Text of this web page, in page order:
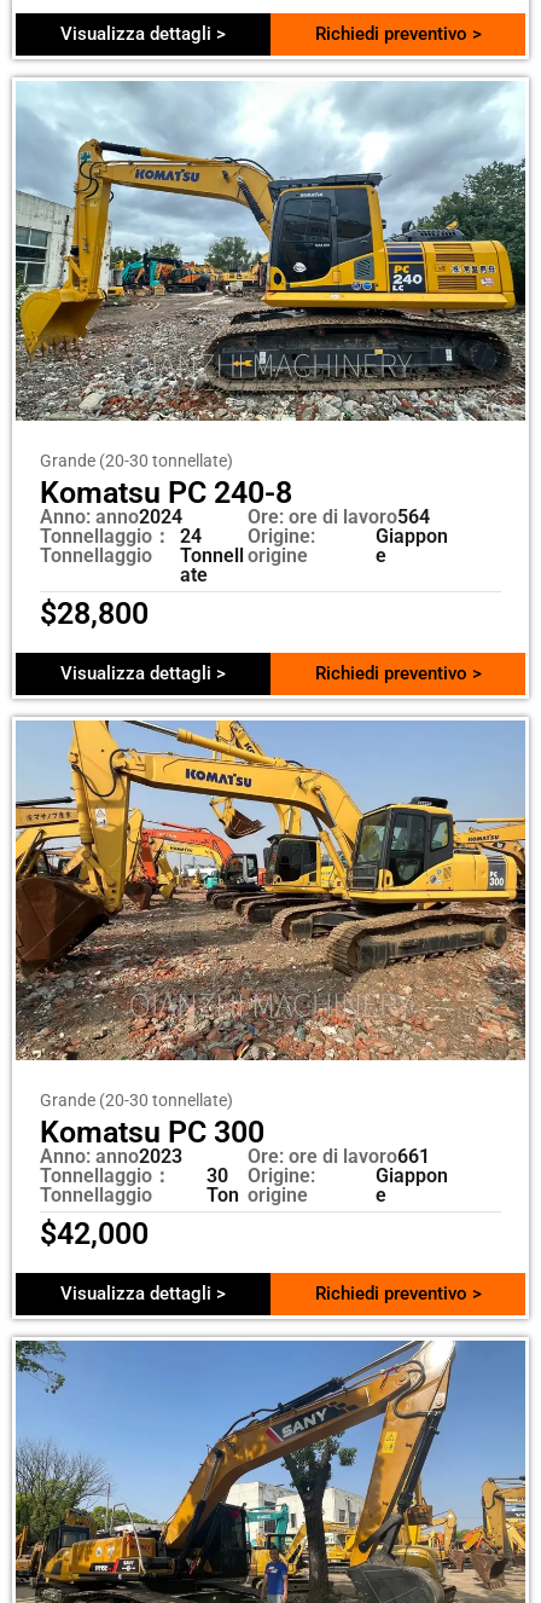
Visualizza dettagli > Richiedi preventivo >
Grande (20-30 tonnellate)
Komatsu PC 240-8
Anno: anno2024
Tonnellaggio：
Tonnellaggio
24
Tonnell
ate
Ore: ore di lavoro564
Origine:
origine
Giappon
e
$28,800
Visualizza dettagli > Richiedi preventivo >
Grande (20-30 tonnellate)
Komatsu PC 300
Anno: anno2023
Tonnellaggio：
Tonnellaggio
30
Ton
Ore: ore di lavoro661
Origine:
origine
Giappon
e
$42,000
Visualizza dettagli > Richiedi preventivo >